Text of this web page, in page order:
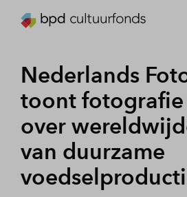
Nederlands
toont
over
van duurzame